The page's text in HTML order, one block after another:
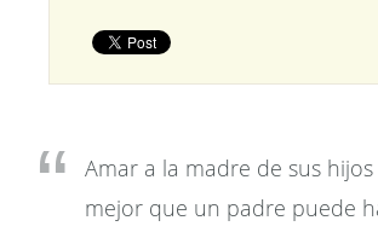
Amar a la madre de sus hijos
mejor que un padre puede